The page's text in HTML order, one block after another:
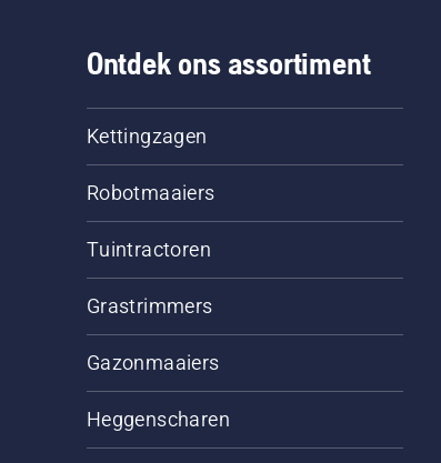
Ontdek ons assortiment
Kettingzagen
Robotmaaiers
Tuintractoren
Grastrimmers
Gazonmaaiers
Heggenscharen